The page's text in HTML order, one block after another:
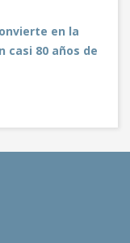
en la
casi 80 años de